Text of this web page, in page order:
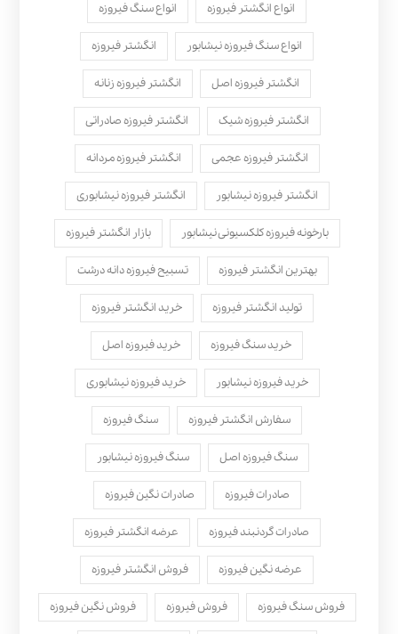
انواع انگشتر فیروزه انواع سنگ فیروزه
انواع سنگ فیروزه نیشابور انگشتر فیروزه
انگشتر فیروزه اصل انگشتر فیروزه زنانه
انگشتر فیروزه شیک انگشتر فیروزه صادراتی
انگشتر فیروزه عجمی انگشتر فیروزه مردانه
انگشتر فیروزه نیشابور انگشتر فیروزه نیشابوری
بارخونه فیروزه کلکسیونی نیشابور بازار انگشتر فیروزه
بهترین انگشتر فیروزه تسبیح فیروزه دانه درشت
تولید انگشتر فیروزه خرید انگشتر فیروزه
خرید سنگ فیروزه خرید فیروزه اصل
خرید فیروزه نیشابور خرید فیروزه نیشابوری
سفارش انگشتر فیروزه سنگ فیروزه
سنگ فیروزه اصل سنگ فیروزه نیشابور
صادرات فیروزه صادرات نگین فیروزه
صادرات گردنبند فیروزه عرضه انگشتر فیروزه
عرضه نگین فیروزه فروش انگشتر فیروزه
فروش سنگ فیروزه فروش فیروزه فروش نگین فیروزه